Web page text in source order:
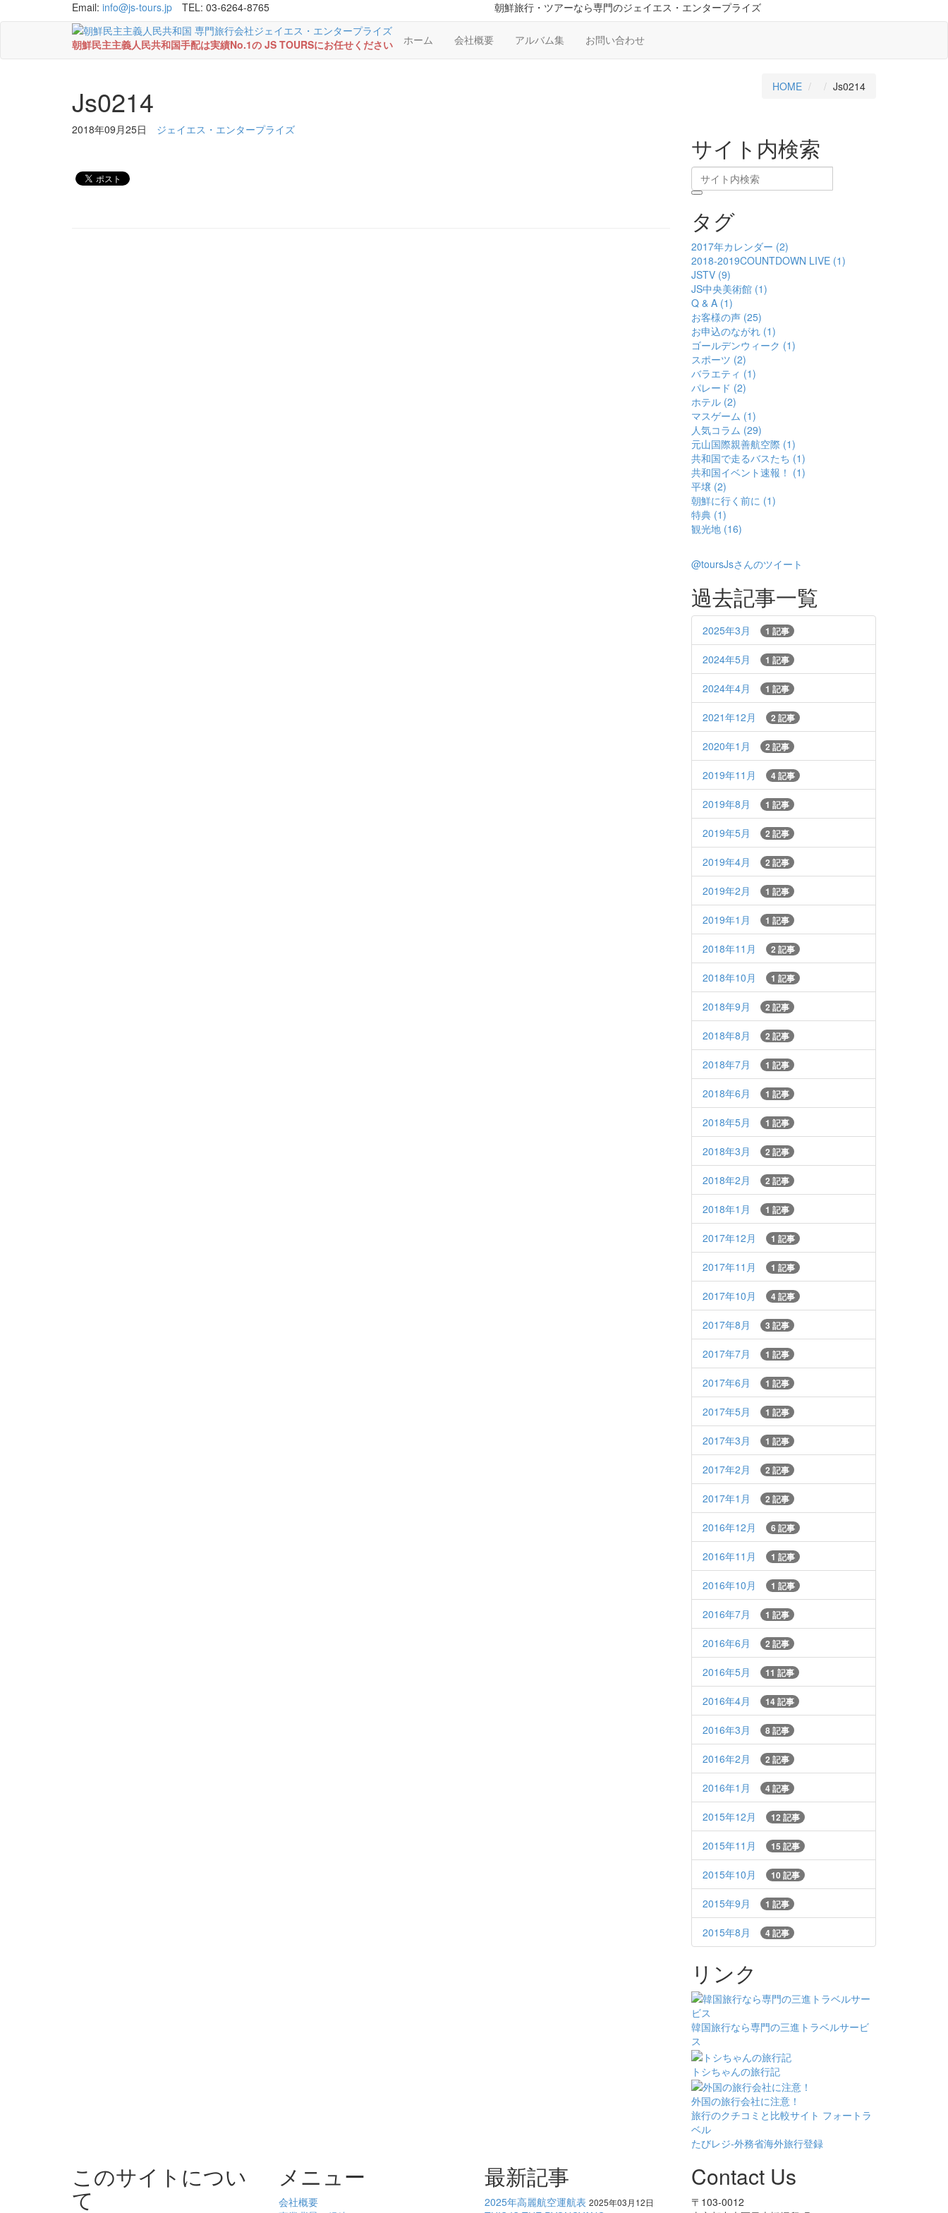
Email: info@js-tours.jp TEL: 03-6264-8765 朝鮮旅行・ツアーなら専門のジェイエス・エンタープライズ
朝鮮民主主義人民共和国手配は実績No.1の JS TOURSにお任せください ホーム 会社概要 アルバム集 お問い合わせ
Js0214 HOME Js0214
2018年09月25日 ジェイエス・エンタープライズ
サイト内検索
タグ
2017年カレンダー (2)
2018-2019COUNTDOWN LIVE (1)
JSTV (9)
JS中央美術館 (1)
Q & A (1)
お客様の声 (25)
お申込のながれ (1)
ゴールデンウィーク (1)
スポーツ (2)
バラエティ (1)
パレード (2)
ホテル (2)
マスゲーム (1)
人気コラム (29)
元山国際親善航空際 (1)
共和国で走るバスたち (1)
共和国イベント速報！ (1)
平壌 (2)
朝鮮に行く前に (1)
特典 (1)
観光地 (16)
@toursJsさんのツイート
過去記事一覧
2025年3月 1 記事
2024年5月 1 記事
2024年4月 1 記事
2021年12月 2 記事
2020年1月 2 記事
2019年11月 4 記事
2019年8月 1 記事
2019年5月 2 記事
2019年4月 2 記事
2019年2月 1 記事
2019年1月 1 記事
2018年11月 2 記事
2018年10月 1 記事
2018年9月 2 記事
2018年8月 2 記事
2018年7月 1 記事
2018年6月 1 記事
2018年5月 1 記事
2018年3月 2 記事
2018年2月 2 記事
2018年1月 1 記事
2017年12月 1 記事
2017年11月 1 記事
2017年10月 4 記事
2017年8月 3 記事
2017年7月 1 記事
2017年6月 1 記事
2017年5月 1 記事
2017年3月 1 記事
2017年2月 2 記事
2017年1月 2 記事
2016年12月 6 記事
2016年11月 1 記事
2016年10月 1 記事
2016年7月 1 記事
2016年6月 2 記事
2016年5月 11 記事
2016年4月 14 記事
2016年3月 8 記事
2016年2月 2 記事
2016年1月 4 記事
2015年12月 12 記事
2015年11月 15 記事
2015年10月 10 記事
2015年9月 1 記事
2015年8月 4 記事
リンク
韓国旅行なら専門の三進トラベルサービ
ス
トシちゃんの旅行記
外国の旅行会社に注意！
旅行のクチコミと比較サイト フォートラ
ベル
たびレジ-外務省海外旅行登録
このサイトについ
て
メニュー
会社概要
最新記事
2025年高麗航空運航表 2025年03月12日
Contact Us
〒103-0012